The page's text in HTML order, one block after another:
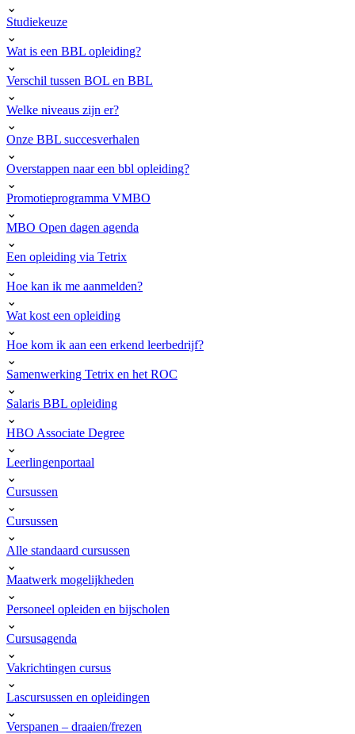
⌄
Studiekeuze
⌄
Wat is een BBL opleiding?
⌄
Verschil tussen BOL en BBL
⌄
Welke niveaus zijn er?
⌄
Onze BBL succesverhalen
⌄
Overstappen naar een bbl opleiding?
⌄
Promotieprogramma VMBO
⌄
MBO Open dagen agenda
⌄
Een opleiding via Tetrix
⌄
Hoe kan ik me aanmelden?
⌄
Wat kost een opleiding
⌄
Hoe kom ik aan een erkend leerbedrijf?
⌄
Samenwerking Tetrix en het ROC
⌄
Salaris BBL opleiding
⌄
HBO Associate Degree
⌄
Leerlingenportaal
⌄
Cursussen
⌄
Cursussen
⌄
Alle standaard cursussen
⌄
Maatwerk mogelijkheden
⌄
Personeel opleiden en bijscholen
⌄
Cursusagenda
⌄
Vakrichtingen cursus
⌄
Lascursussen en opleidingen
⌄
Verspanen – draaien/frezen